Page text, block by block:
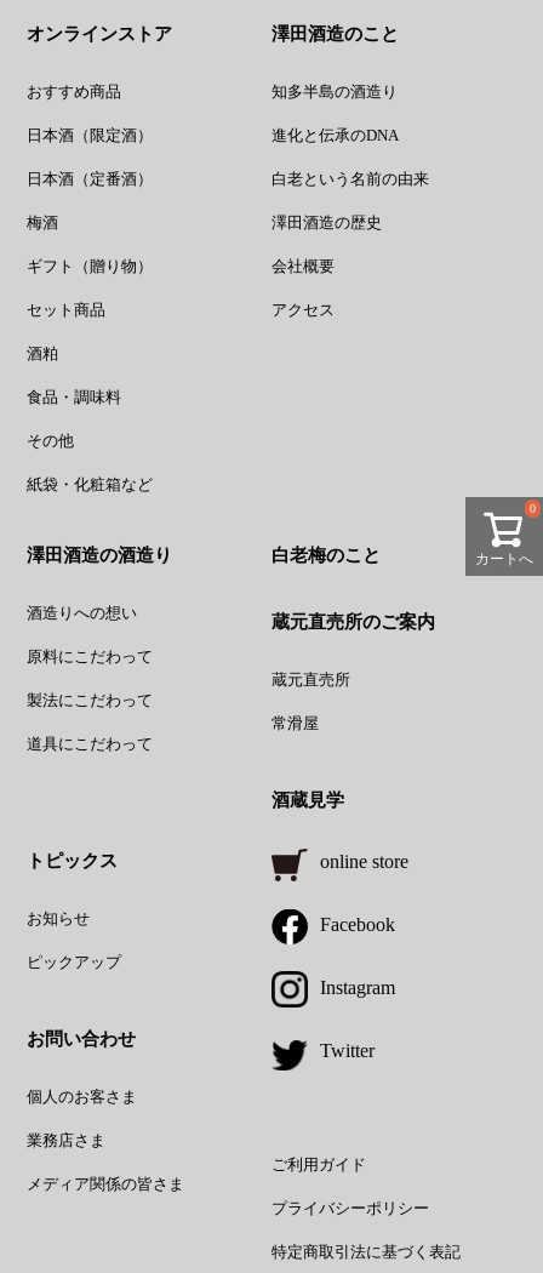
カートへ
0
オンラインストア
おすすめ商品
日本酒（限定酒）
日本酒（定番酒）
梅酒
ギフト（贈り物）
セット商品
酒粕
食品・調味料
その他
紙袋・化粧箱など
澤田酒造のこと
知多半島の酒造り
進化と伝承のDNA
白老という名前の由来
澤田酒造の歴史
会社概要
アクセス
澤田酒造の酒造り
酒造りへの想い
原料にこだわって
製法にこだわって
道具にこだわって
白老梅のこと
蔵元直売所のご案内
蔵元直売所
常滑屋
酒蔵見学
トピックス
お知らせ
ピックアップ
お問い合わせ
個人のお客さま
業務店さま
メディア関係の皆さま
online store
Facebook
Instagram
Twitter
ご利用ガイド
プライバシーポリシー
特定商取引法に基づく表記